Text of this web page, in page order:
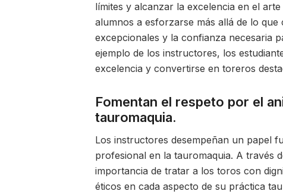
límites y alcanzar la excelencia en el
alumnos a esforzarse más allá de lo
excepcionales y la confianza necesaria
ejemplo de los instructores, los
excelencia y convertirse en toreros
Fomentan el respeto por el
tauromaquia.
Los instructores desempeñan un papel
profesional en la tauromaquia. A través
importancia de tratar a los toros con
éticos en cada aspecto de su práctica